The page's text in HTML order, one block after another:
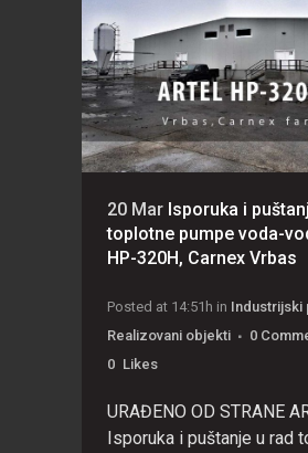
20 Mar Isporuka i
toplotne pumpe voda-
HP-320H, Carnex Vrbas
Posted at 14:51h in Industrijski
Realizovani objekti
0
0 Likes
URAĐENO OD STRANE
Isporuka i puštanje u rad